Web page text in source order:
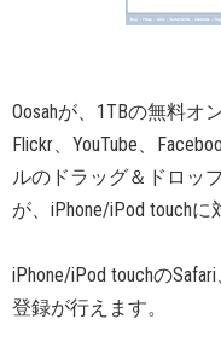
Oosahが、1TBの無料オ
Flickr、YouTube、
ルのドラッグ＆ドロッ
が、iPhone/iPod touch
iPhone/iPod touchの
登録が行えます。